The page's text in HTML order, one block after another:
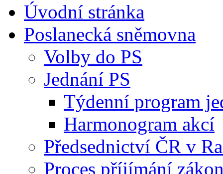
Úvodní stránka
Poslanecká sněmovna
Volby do PS
Jednání PS
Týdenní program
Harmonogram akcí
Předsednictví ČR v
Proces příjímání